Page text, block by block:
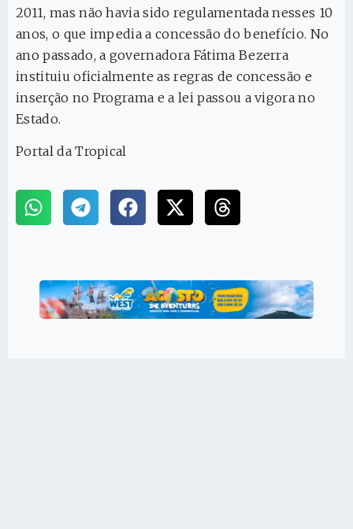
2011, mas não havia sido regulamentada nesses 10
anos, o que impedia a concessão do benefício. No
ano passado, a governadora Fátima Bezerra
instituiu oficialmente as regras de concessão e
inserção no Programa e a lei passou a vigora no
Estado.
Portal da Tropical